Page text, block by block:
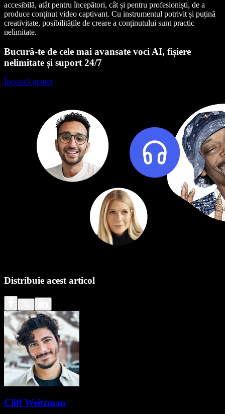
accesibilă, atât pentru începători, cât și pentru profesioniști, de a
produce conținut video captivant. Cu instrumentul potrivit și puțină
creativitate, posibilitățile de creare a conținutului sunt practic
nelimitate.
Bucură-te de cele mai avansate voci AI, fișiere
nelimitate și suport 24/7
Încearcă gratuit
Distribuie acest articol
Cliff Weitzman